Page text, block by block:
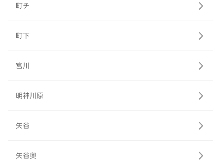
町チ
町下
宮川
明神川原
矢谷
矢谷奥